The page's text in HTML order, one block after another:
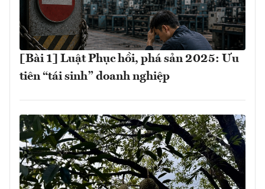
[Bài 1] Luật Phục hồi, phá sản 2025: Ưu
tiên “tái sinh” doanh nghiệp